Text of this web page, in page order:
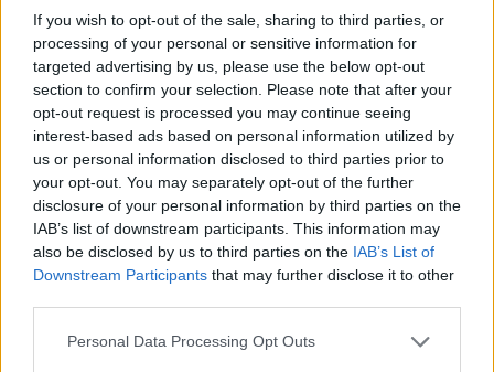
If you wish to opt-out of the sale, sharing to third parties, or
processing of your personal or sensitive information for
targeted advertising by us, please use the below opt-out
section to confirm your selection. Please note that after your
opt-out request is processed you may continue seeing
interest-based ads based on personal information utilized by
us or personal information disclosed to third parties prior to
your opt-out. You may separately opt-out of the further
disclosure of your personal information by third parties on the
IAB’s list of downstream participants. This information may
also be disclosed by us to third parties on the IAB’s List of
Downstream Participants that may further disclose it to other
Personal Data Processing Opt Outs